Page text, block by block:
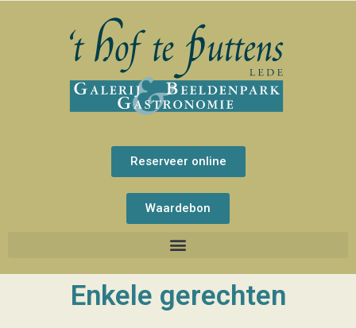
Reserveer online
Waardebon
Enkele gerechten